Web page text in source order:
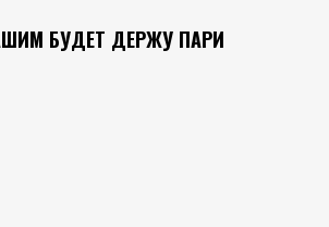
БУДЕТ ДЕРЖУ ПАРИ